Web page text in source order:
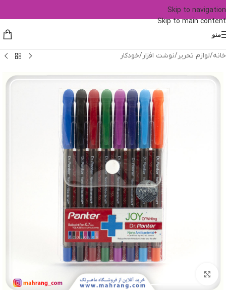
Skip to navigation
Skip to main content
منو
خانه/لوازم تحریر/نوشت افزار/خودکار